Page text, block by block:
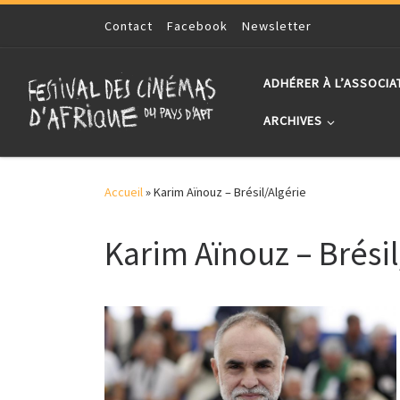
Skip to contentContact Facebook Newsletter
ADHÉRER À
ARCHIVES
Accueil»Karim Aïnouz – Brésil/Algérie
Karim Aïnouz –